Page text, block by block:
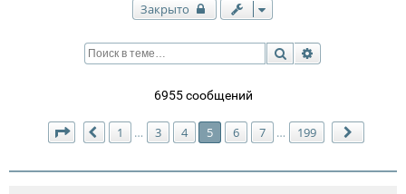
Закрыто
Поиск
6955 сообщений
Страница 5из 199
Пред.
1 … 3 4 5 6 7 … 199